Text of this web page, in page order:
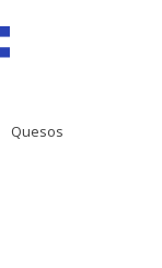
Quesos